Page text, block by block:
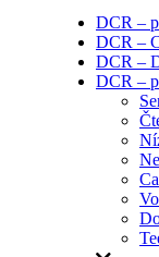
DCR –
DCR –
DCR –
DCR –